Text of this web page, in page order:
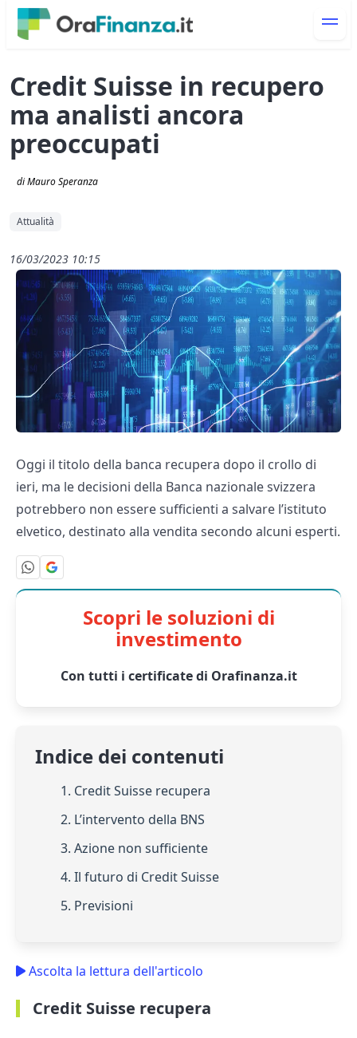
Credit Suisse in recupero
ma analisti ancora
preoccupati
di Mauro Speranza
Attualità
16/03/2023 10:15
Oggi il titolo della banca recupera dopo il crollo di
ieri, ma le decisioni della Banca nazionale svizzera
potrebbero non essere sufficienti a salvare l’istituto
elvetico, destinato alla vendita secondo alcuni esperti.
Scopri le soluzioni di
investimento
Con tutti i certificate di Orafinanza.it
Indice dei contenuti
1. Credit Suisse recupera
2. L’intervento della BNS
3. Azione non sufficiente
4. Il futuro di Credit Suisse
5. Previsioni
Ascolta la lettura dell'articolo
Credit Suisse recupera